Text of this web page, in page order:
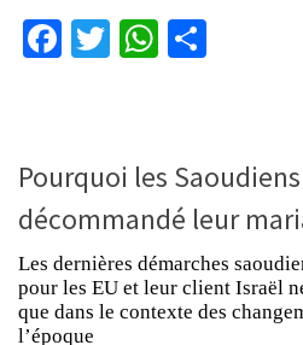
Facebook
TwitterWhatsApp
Pourquoi les
décommandé leur
Les dernières démarches
pour les EU et leur client Israël
que dans le contexte des
l’époque